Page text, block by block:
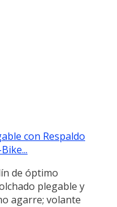
con Respaldo
de óptimo
plegable y
agarre; volante